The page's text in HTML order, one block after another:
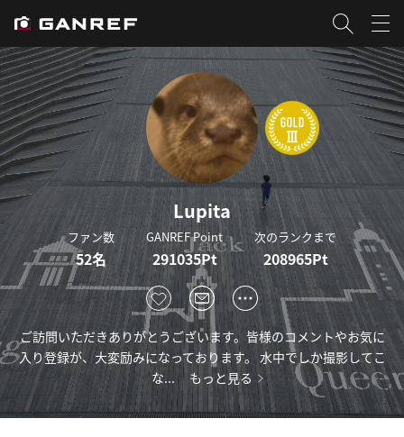
Lupita
ファン数
52名
GANREF Point
291035Pt
次のランクまで
208965Pt
ご訪問いただきありがとうございます。皆様のコメントやお気に
入り登録が、大変励みになっております。 水中でしか撮影してこ
な...
もっと見る